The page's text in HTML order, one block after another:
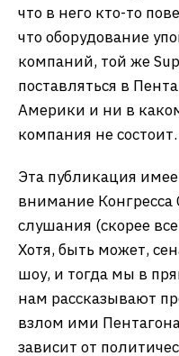
что в него кто-то
что оборудование
компаний, той же
поставляться в
Америки и ни в
компания не
Эта публикация
внимание
слушания (скорее
Хотя, быть может,
шоу, и тогда мы в
нам рассказывают
взлом ими
зависит от